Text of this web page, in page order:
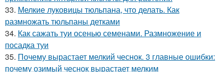
33. Мелкие луковицы тюльпана, что делать. Как
размножать тюльпаны детками
34. Как сажать туи осенью семенами. Размножение и
посадка туи
35. Почему вырастает мелкий чеснок. 3 главные ошибки:
почему озимый чеснок вырастает мелким